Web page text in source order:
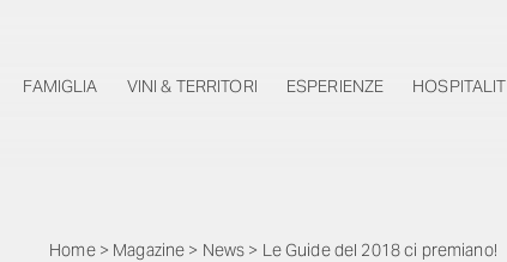
FAMIGLIA VINI & TERRITORI ESPERIENZE
Home> Magazine > News > Le Guide del 2018 ci premiano!